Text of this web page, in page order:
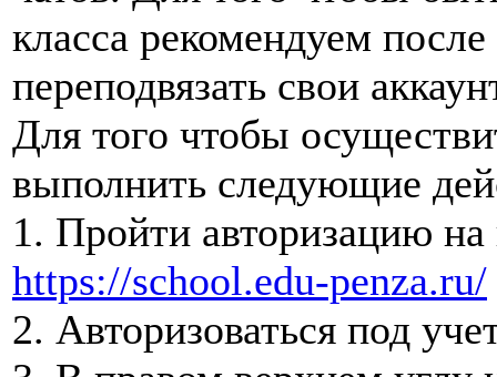
класса рекомендуем
переподвязать свои
Для того чтобы
выполнить следующие
1. Пройти авторизацию
https://school.edu-penza.ru/
2. Авторизоваться под